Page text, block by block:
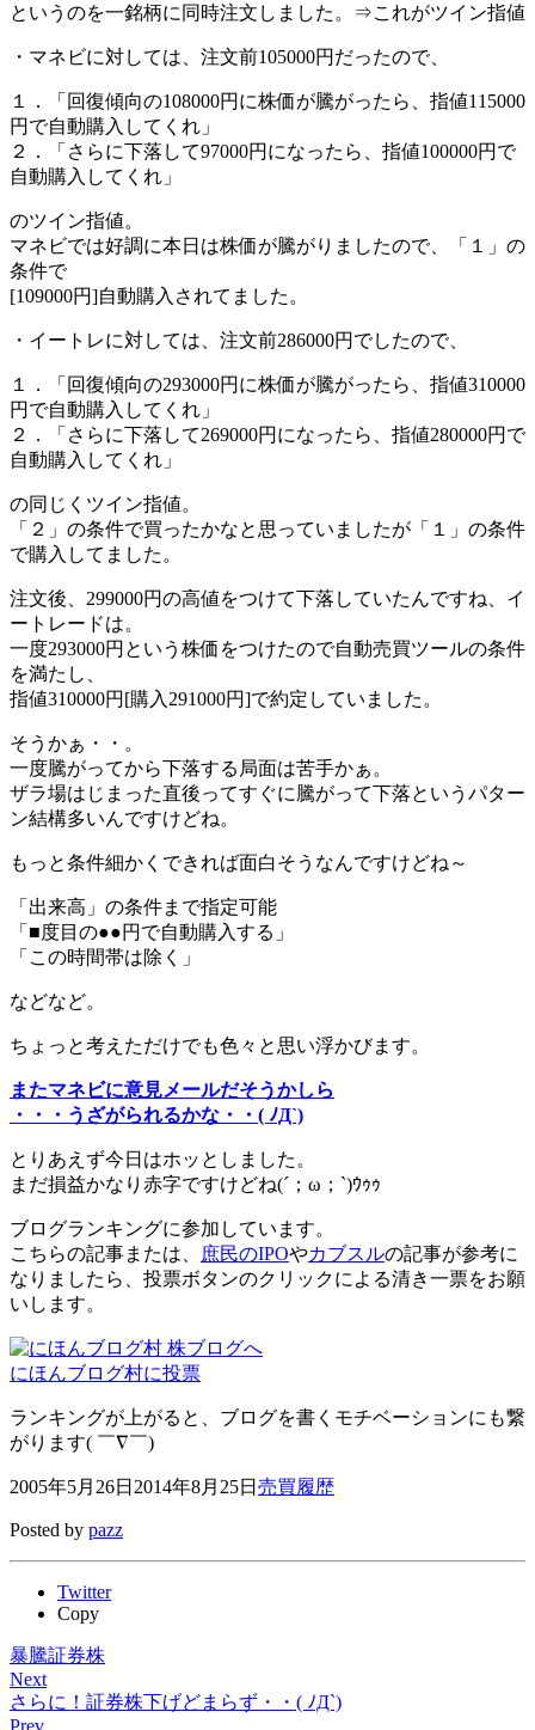
というのを一銘柄に同時注文しました。⇒これがツイン指値
・マネビに対しては、注文前105000円だったので、
１．「回復傾向の108000円に株価が騰がったら、指値115000
円で自動購入してくれ」
２．「さらに下落して97000円になったら、指値100000円で
自動購入してくれ」
のツイン指値。
マネビでは好調に本日は株価が騰がりましたので、「１」の
条件で
[109000円]自動購入されてました。
・イートレに対しては、注文前286000円でしたので、
１．「回復傾向の293000円に株価が騰がったら、指値310000
円で自動購入してくれ」
２．「さらに下落して269000円になったら、指値280000円で
自動購入してくれ」
の同じくツイン指値。
「２」の条件で買ったかなと思っていましたが「１」の条件
で購入してました。
注文後、299000円の高値をつけて下落していたんですね、イ
ートレードは。
一度293000円という株価をつけたので自動売買ツールの条件
を満たし、
指値310000円[購入291000円]で約定していました。
そうかぁ・・。
一度騰がってから下落する局面は苦手かぁ。
ザラ場はじまった直後ってすぐに騰がって下落というパター
ン結構多いんですけどね。
もっと条件細かくできれば面白そうなんですけどね～
「出来高」の条件まで指定可能
「■度目の●●円で自動購入する」
「この時間帯は除く」
などなど。
ちょっと考えただけでも色々と思い浮かびます。
またマネビに意見メールだそうかしら
・・・うざがられるかな・・( ﾉД`)
とりあえず今日はホッとしました。
まだ損益かなり赤字ですけどね(´；ω；`)ｳｩｩ
ブログランキングに参加しています。
こちらの記事または、
庶民のIPOやカブスルの記事が参考に
なりましたら、投票ボタンのクリックによる清き一票をお願
いします。
にほんブログ村に投票
ランキングが上がると、ブログを書くモチベーションにも繋
がります( ￣∇￣)
2005年5月26日 2014年8月25日 売買履歴
Posted by pazz
Twitter
Copy
暴騰証券株
Next
さらに！証券株下げどまらず・・( ﾉД`)
Prev